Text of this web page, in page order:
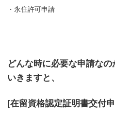
・永住許可申請
どんな時に必要な申請な
いきますと、
[在留資格認定証明書交付